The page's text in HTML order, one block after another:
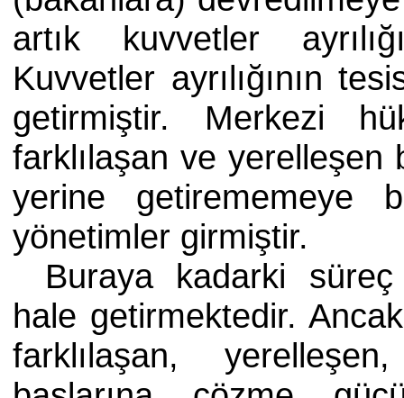
artık kuvvetler
Kuvvetler ayrılığının
getirmiştir. Merkezi
farklılaşan ve yerelleşen
yerine getirememeye
yönetimler girmiştir.
Buraya kadarki süreç
hale getirmektedir.
farklılaşan,